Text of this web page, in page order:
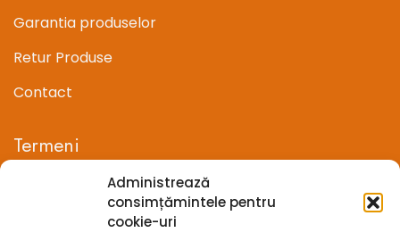
Administrează
consimțămintele pentru
cookie-uri
Garantia produselor
Retur Produse
Contact
Termeni
Termeni si conditii
Confidentialitate